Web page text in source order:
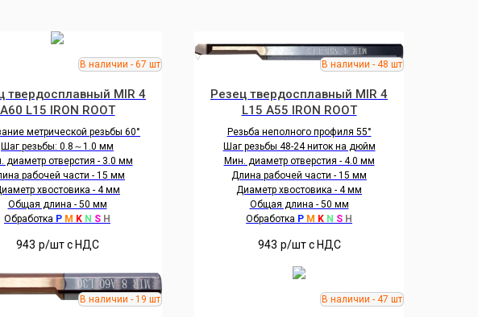
твердосплавный MIR 4
A60 L15 IRON ROOT
метрической резьбы 60°
Шаг резьбы: 0.8～1.0 мм
диаметр отверстия - 3.0 мм
рабочей части - 15 мм
хвостовика - 4 мм
Общая длина - 50 мм
Обработка P M K N S H
943 р/шт c НДС
Резец твердосплавный MIR 4
L15 A55 IRON ROOT
Резьба неполного профиля 55°
Шаг резьбы 48-24 ниток на дюйм
Мин. диаметр отверстия - 4.0 мм
Длина рабочей части - 15 мм
Диаметр хвостовика - 4 мм
Общая длина - 50 мм
Обработка P M K N S H
943 р/шт c НДС